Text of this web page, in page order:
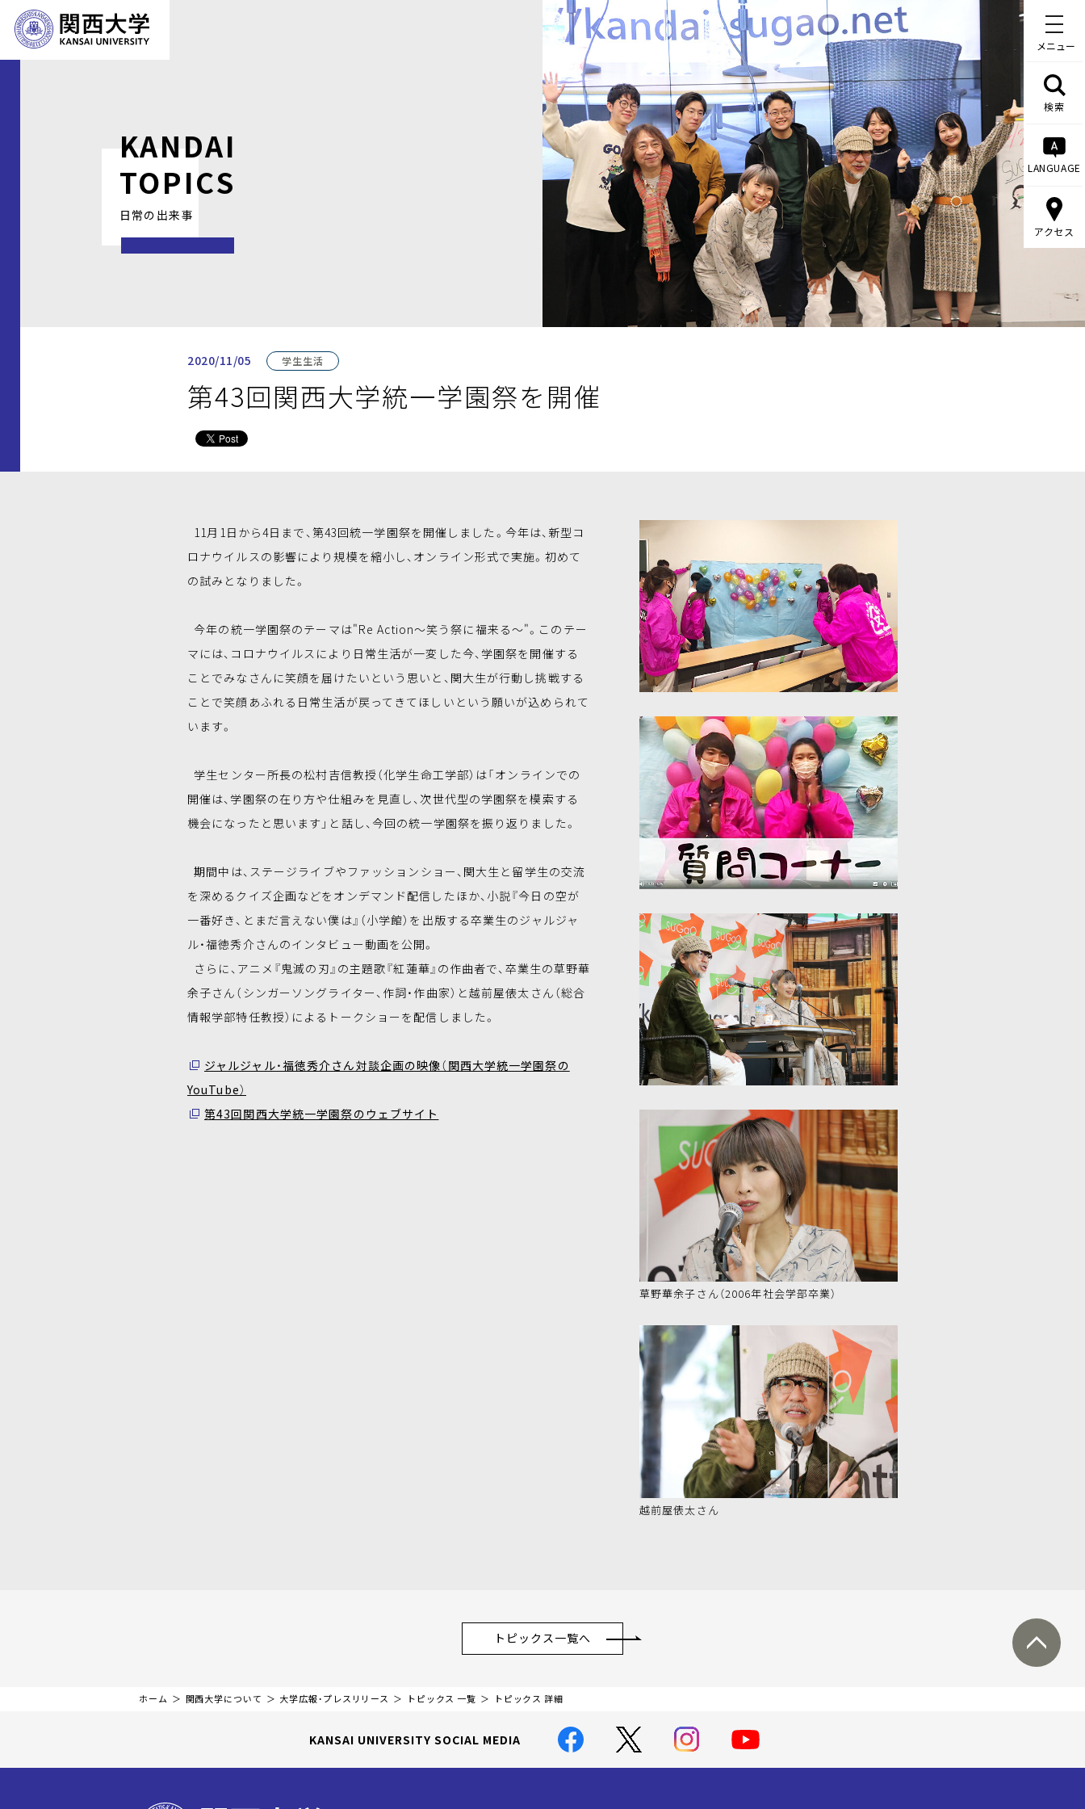
メニュー
検索
LANGUAGE
アクセス
KANDAI
TOPICS
日常の出来事
2020/11/05 学生生活
第43回関西大学統一学園祭を開催
11月1日から4日まで、第43回統一学園祭を開催しました。今年は、新型コ
ロナウイルスの影響により規模を縮小し、オンライン形式で実施。初めて
の試みとなりました。
今年の統一学園祭のテーマは"Re Action～笑う祭に福来る～"。このテー
マには、コロナウイルスにより日常生活が一変した今、学園祭を開催する
ことでみなさんに笑顔を届けたいという思いと、関大生が行動し挑戦する
ことで笑顔あふれる日常生活が戻ってきてほしいという願いが込められて
います。
学生センター所長の松村吉信教授（化学生命工学部）は「オンラインでの
開催は、学園祭の在り方や仕組みを見直し、次世代型の学園祭を模索する
機会になったと思います」と話し、今回の統一学園祭を振り返りました。
期間中は、ステージライブやファッションショー、関大生と留学生の交流
を深めるクイズ企画などをオンデマンド配信したほか、小説『今日の空が
一番好き、とまだ言えない僕は』（小学館）を出版する卒業生のジャルジャ
ル・福徳秀介さんのインタビュー動画を公開。
さらに、アニメ『鬼滅の刃』の主題歌『紅蓮華』の作曲者で、卒業生の草野華
余子さん（シンガーソングライター、作詞・作曲家）と越前屋俵太さん（総合
情報学部特任教授）によるトークショーを配信しました。
ジャルジャル・福徳秀介さん対談企画の映像（関西大学統一学園祭の
YouTube）
第43回関西大学統一学園祭のウェブサイト
草野華余子さん（2006年社会学部卒業）
越前屋俵太さん
トピックス一覧へ
ホーム 関西大学について 大学広報・プレスリリース トピックス 一覧 トピックス 詳細
KANSAI UNIVERSITY SOCIAL MEDIA